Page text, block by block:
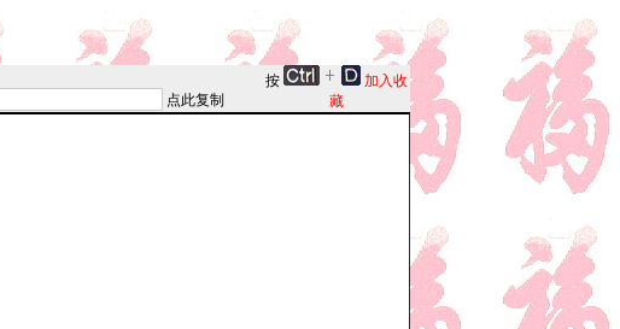
点此复制
按
加入收
藏